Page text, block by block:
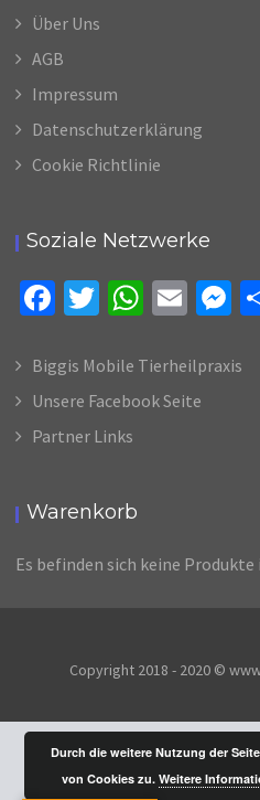
Über Uns
AGB
Impressum
Datenschutzerklärung
Cookie Richtlinie
Soziale Netzwerke
Fa
b
o
o
T
tt
er
W
at
sA
E
ai
l
M
se
Biggis Mobile Tierheilpraxis
Unsere Facebook Seite
Partner Links
Warenkorb
Es befinden sich keine
Copyright 2018 - 2020 ©
Durch die weitere Nutzung der
von Cookies zu.Weitere